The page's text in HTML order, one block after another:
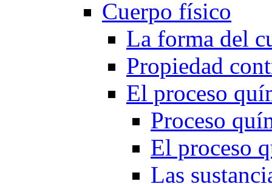
Cuerpo físico
La forma del
Propiedad
El proceso
Proceso
El proceso
Las